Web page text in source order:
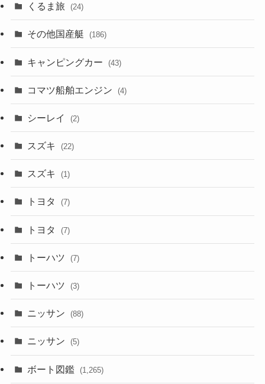
くるま旅 (24)
その他国産艇 (186)
キャンピングカー (43)
コマツ船舶エンジン (4)
シーレイ (2)
スズキ (22)
スズキ (1)
トヨタ (7)
トヨタ (7)
トーハツ (7)
トーハツ (3)
ニッサン (88)
ニッサン (5)
ボート図鑑 (1,265)